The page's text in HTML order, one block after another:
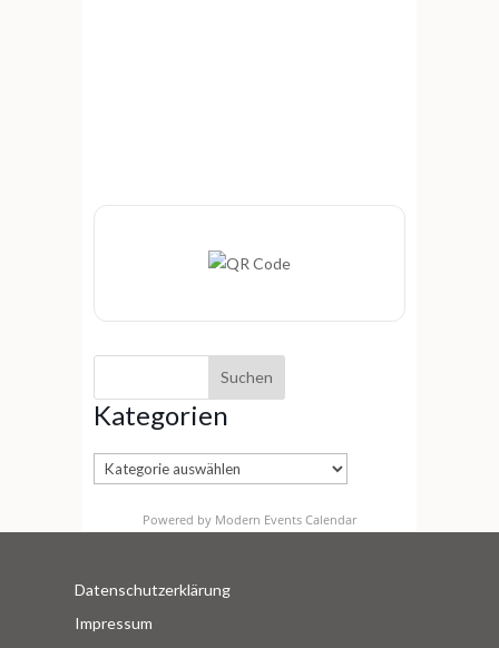
Kategorien
Kategorien
Powered by Modern Events Calendar
Datenschutzerklärung
Impressum